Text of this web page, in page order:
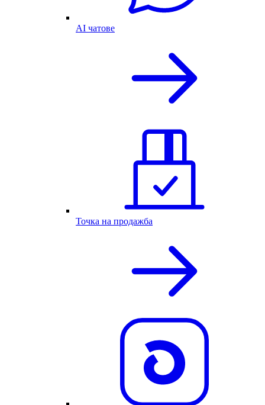
AI чатове
Точка на продажба